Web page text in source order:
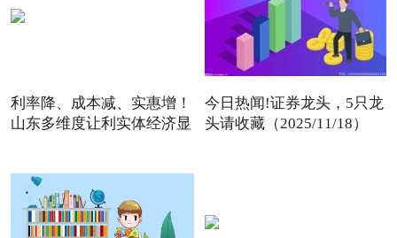
利率降、成本减、实惠增！
山东多维度让利实体经济显
今日热闻!证券龙头，5只龙
头请收藏（2025/11/18）